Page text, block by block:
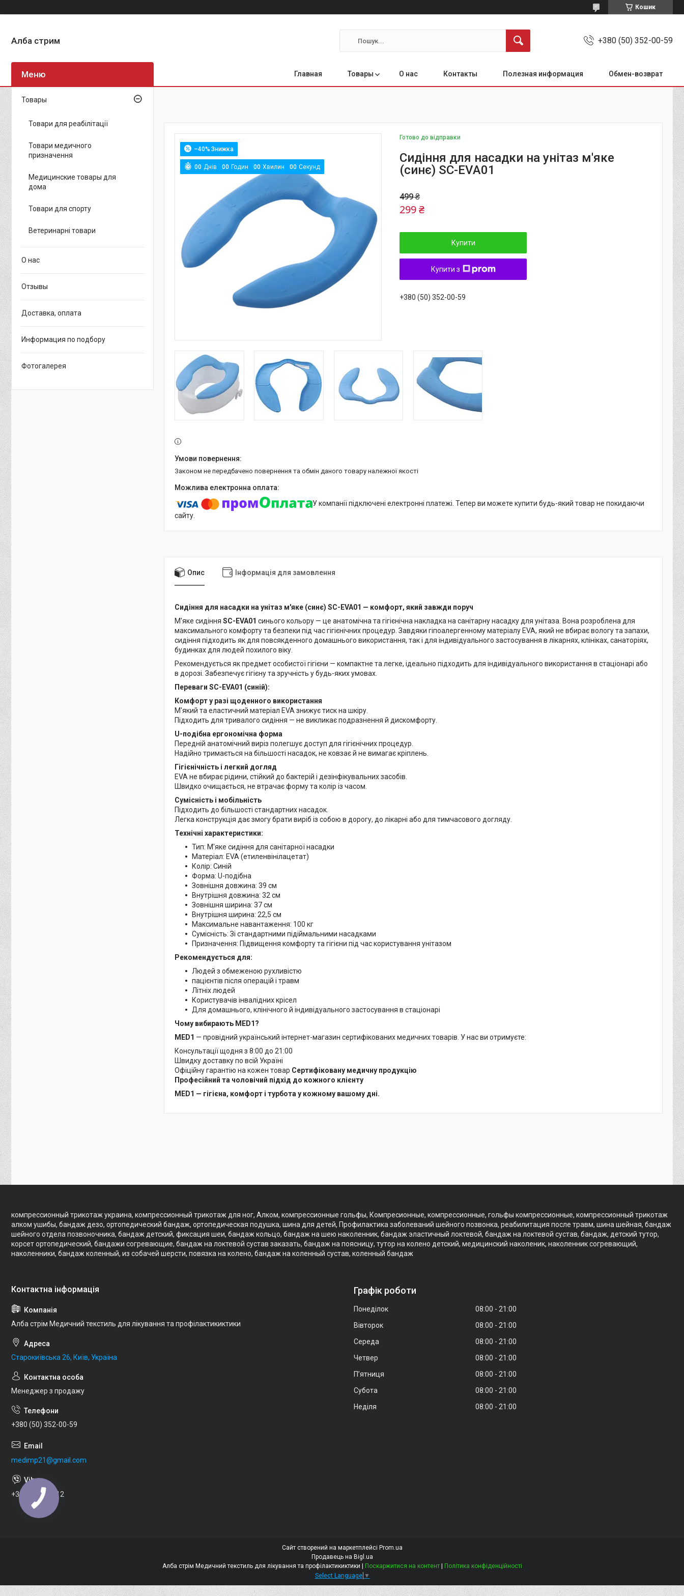
Кошик
Алба стрим +380 (50) 352-00-59
Главная Товары О нас Контакты Полезная информация Обмен-возврат
–40%
00 Днів 00 Годин 00 Хвилин 00 Секунд
Готово до відправки
Сидіння для насадки на унітаз м'яке
(синє) SC-EVA01
499 ₴
299 ₴
Купити
Купити з
+380 (50) 352-00-59
Законом не передбачено повернення та обмін даного товару належної якості
У компанії підключені електронні платежі. Тепер ви можете купити будь-який товар не покидаючи
сайту.
Опис Інформація для замовлення
Сидіння для насадки на унітаз м'яке (синє) SC-EVA01 — комфорт, який завжди поруч
М'яке сидіння SC-EVA01 синього кольору — це анатомічна та гігієнічна накладка на санітарну насадку для унітаза. Вона розроблена для
максимального комфорту та безпеки під час гігієнічних процедур. Завдяки гіпоалергенному матеріалу EVA, який не вбирає вологу та запахи,
сидіння підходить як для повсякденного домашнього використання, так і для індивідуального застосування в лікарнях, клініках, санаторіях,
будинках для людей похилого віку.
Рекомендується як предмет особистої гігієни — компактне та легке, ідеально підходить для індивідуального використання в стаціонарі або
в дорозі. Забезпечує гігієну та зручність у будь-яких умовах.
Переваги SC-EVA01 (синій):
Комфорт у разі щоденного використання
М'який та еластичний матеріал EVA знижує тиск на шкіру.
Підходить для тривалого сидіння — не викликає подразнення й дискомфорту.
U-подібна ергономічна форма
Передній анатомічний виріз полегшує доступ для гігієнічних процедур.
Надійно тримається на більшості насадок, не ковзає й не вимагає кріплень.
Гігієнічність і легкий догляд
EVA не вбирає рідини, стійкий до бактерій і дезінфікувальних засобів.
Швидко очищається, не втрачає форму та колір із часом.
Сумісність і мобільність
Підходить до більшості стандартних насадок.
Легка конструкція дає змогу брати виріб із собою в дорогу, до лікарні або для тимчасового догляду.
Технічні характеристики:
Тип: М'яке сидіння для санітарної насадки
Матеріал: EVA (етиленвінілацетат)
Колір: Синій
Форма: U-подібна
Зовнішня довжина: 39 см
Внутрішня довжина: 32 см
Зовнішня ширина: 37 см
Внутрішня ширина: 22,5 см
Максимальне навантаження: 100 кг
Сумісність: Зі стандартними підіймальними насадками
Призначення: Підвищення комфорту та гігієни під час користування унітазом
Рекомендується для:
Людей з обмеженою рухливістю
пацієнтів після операцій і травм
Літніх людей
Користувачів інвалідних крісел
Для домашнього, клінічного й індивідуального застосування в стаціонарі
Чому вибирають MED1?
MED1 — провідний український інтернет-магазин сертифікованих медичних товарів. У нас ви отримуєте:
Консультації щодня з 8:00 до 21:00
Швидку доставку по всій Україні
Офіційну гарантію на кожен товар Сертифіковану медичну продукцію
Професійний та чоловічий підхід до кожного клієнту
MED1 — гігієна, комфорт і турбота у кожному вашому дні.
Товары
Товари для реабілітації
Товари медичного
призначення
Медицинские товары для
дома
Товари для спорту
Ветеринарні товари
О нас
Отзывы
Доставка, оплата
Информация по подбору
Фотогалерея
компрессионный трикотаж украина, компрессионный трикотаж для ног, Алком, компрессионные гольфы, Компресионные, компрессионные, гольфы компрессионные, компрессионный трикотаж
алком ушибы, бандаж дезо, ортопедический бандаж, ортопедическая подушка, шина для детей, Профилактика заболеваний шейного позвонка, реабилитация после травм, шина шейная, бандаж
шейного отдела позвоночника, бандаж детский, фиксация шеи, бандаж кольцо, бандаж на шею наколенник, бандаж эластичный локтевой, бандаж на локтевой сустав, бандаж, детский тутор,
корсет ортопедический, бандажи согревающие, бандаж на локтевой сустав заказать, бандаж на поясницу, тутор на колено детский, медицинский наколеник, наколенник согревающий,
наколенники, бандаж коленный, из собачей шерсти, повязка на колено, бандаж на коленный сустав, коленный бандаж
Алба стрім Медичний текстиль для лікування та профілактикиктики
Старокиївська 26, Київ, Україна
Менеджер з продажу
+380 (50) 352-00-59
medimp21@gmail.com
+380973033112
Графік роботи
Понеділок 08:00
21:00
Вівторок
08:00
21:00
Середа
08:00
21:00
Четвер
08:00
21:00
Пʼятниця
08:00
21:00
Субота
08:00
21:00
Неділя
08:00 21:00
Сайт створений на маркетплейсі Prom.ua
Продавець на Bigl.ua
Алба стрім Медичний текстиль для лікування та профілактикиктики | Поскаржитися на контент | Політика конфіденційності
Select Language ▼